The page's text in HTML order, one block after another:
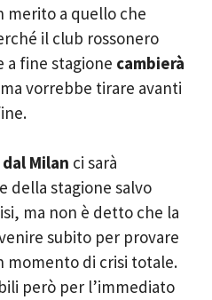
merito a quello che
il club rossonero
a fine stagione cambierà
vorrebbe tirare avanti
Milan ci sarà
della stagione salvo
ma non è detto che la
subito per provare
momento di crisi totale.
però per l’immediato